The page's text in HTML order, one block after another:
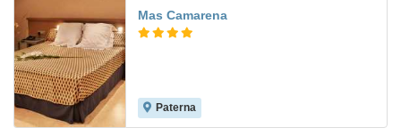
Mas Camarena
Paterna